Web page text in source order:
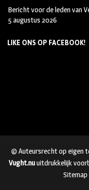
Bericht voor de leden van
5 augustus 2026
LIKE ONS OP FACEBOOK!
© Auteursrecht op eigen
Vught.nuuitdrukkelijk
Sitemap